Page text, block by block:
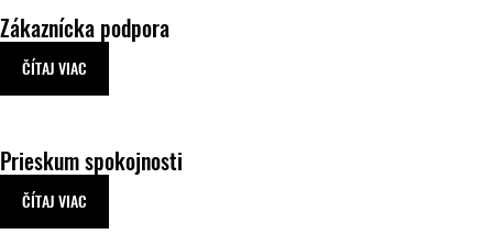
Zákaznícka podpora
ČÍTAJ VIAC
Prieskum spokojnosti
ČÍTAJ VIAC